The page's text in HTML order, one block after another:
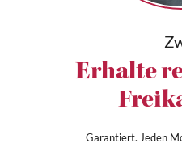
Erhalte
Garantiert. Jeden